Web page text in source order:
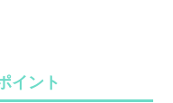
イント